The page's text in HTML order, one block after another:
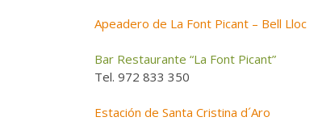
Apeadero de La Font Picant – Bell Lloc
Bar Restaurante “La Font Picant”
Tel. 972 833 350
Estación de Santa Cristina d´Aro